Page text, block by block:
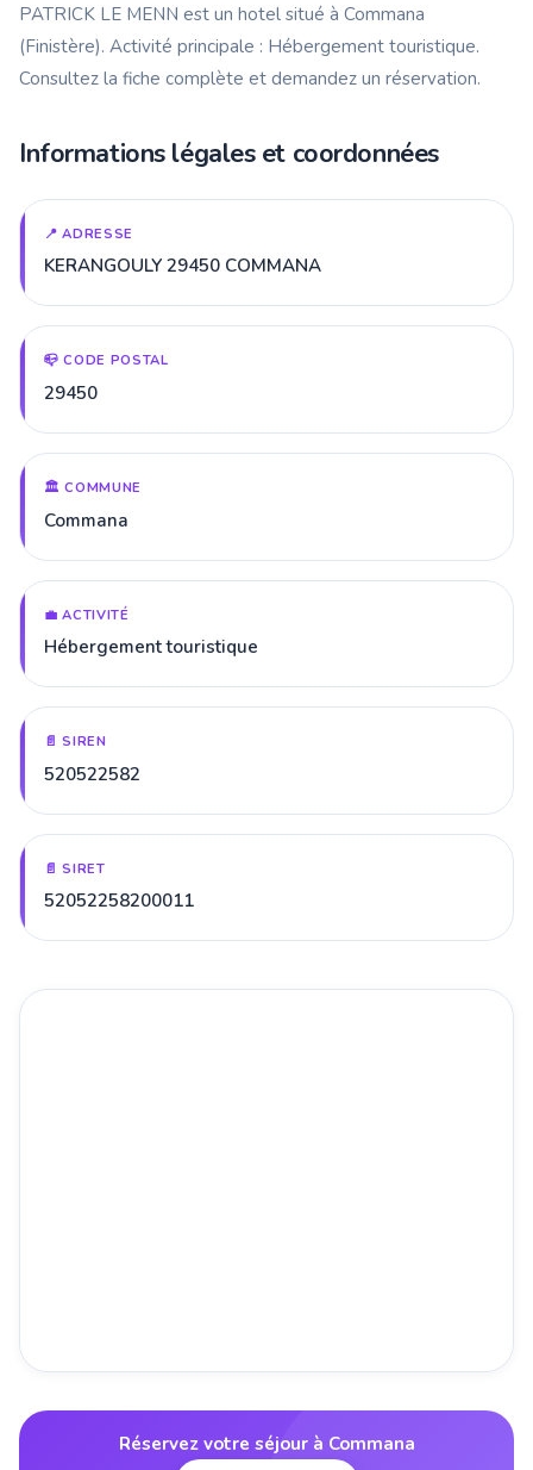
PATRICK LE MENN est un hotel situé à Commana
(Finistère). Activité principale : Hébergement touristique.
Consultez la fiche complète et demandez un réservation.
Informations légales et coordonnées
📍 ADRESSE
KERANGOULY 29450 COMMANA
📪 CODE POSTAL
29450
🏛️ COMMUNE
Commana
💼 ACTIVITÉ
Hébergement touristique
📄 SIREN
520522582
📄 SIRET
52052258200011
Réservez votre séjour à Commana